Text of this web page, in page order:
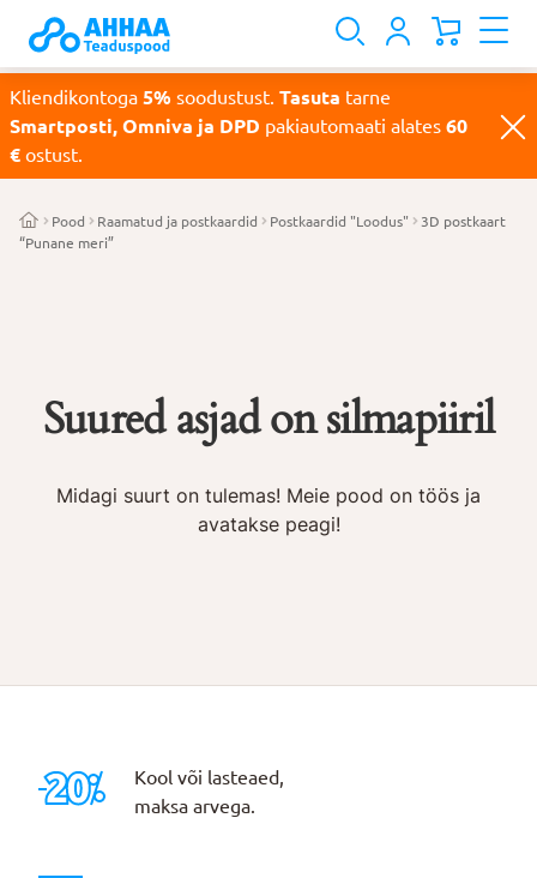
Kliendikontoga 5% soodustust. Tasuta tarne
Smartposti, Omniva ja DPD pakiautomaati alates 60
€ ostust.
Pood Raamatud ja postkaardid Postkaardid "Loodus"
3D postkaart
“Punane meri”
Suured asjad on silmapiiril
Midagi suurt on tulemas! Meie pood on töös ja
avatakse peagi!
Kool või lasteaed,
maksa arvega.